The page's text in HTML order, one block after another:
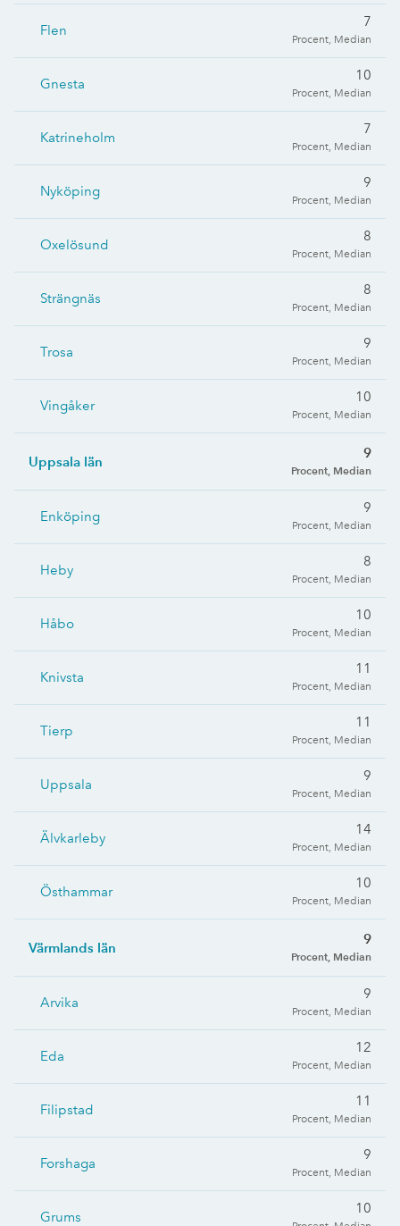
Flen
7
Procent, Median
Gnesta
10
Procent, Median
Katrineholm
7
Procent, Median
Nyköping
9
Procent, Median
Oxelösund
8
Procent, Median
Strängnäs
8
Procent, Median
Trosa
9
Procent, Median
Vingåker
10
Procent, Median
Uppsala län
9
Procent, Median
Enköping
9
Procent, Median
Heby
8
Procent, Median
Håbo
10
Procent, Median
Knivsta
11
Procent, Median
Tierp
11
Procent, Median
Uppsala
9
Procent, Median
Älvkarleby
14
Procent, Median
Östhammar
10
Procent, Median
Värmlands län
9
Procent, Median
Arvika
9
Procent, Median
Eda
12
Procent, Median
Filipstad
11
Procent, Median
Forshaga
9
Procent, Median
Grums
10